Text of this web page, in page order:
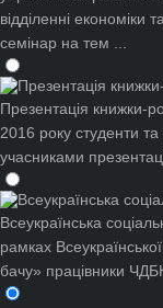
відділенні економіки
семінар на тем ...
Презентація книжки-
2016 року студенти
учасниками
Всеукраїнська
рамках
бачу» працівники